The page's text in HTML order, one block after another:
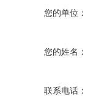
您的单位：
您的姓名：
联系电话：